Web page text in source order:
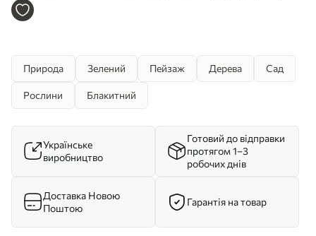
романтичний, акварельний стиль Арт. s42450
Природа Зелений Пейзаж Дерева Сад
Рослини Блакитний
Українське
виробництво
Готовий до відправки
протягом 1–3
робочих днів
Доставка Новою
Поштою
Гарантія на товар